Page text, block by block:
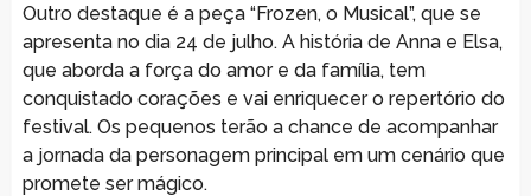
Outro destaque é a peça “Frozen, o Musical”, que se
apresenta no dia 24 de julho. A história de Anna e Elsa,
que aborda a força do amor e da família, tem
conquistado corações e vai enriquecer o repertório do
festival. Os pequenos terão a chance de acompanhar
a jornada da personagem principal em um cenário que
promete ser mágico.